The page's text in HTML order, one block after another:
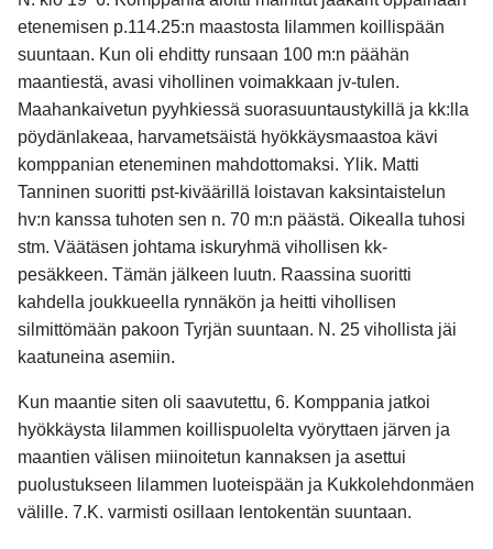
etenemisen p.114.25:n maastosta Iilammen koillispään
suuntaan. Kun oli ehditty runsaan 100 m:n päähän
maantiestä, avasi vihollinen voimakkaan jv-tulen.
Maahankaivetun pyyhkiessä suorasuuntaustykillä ja kk:lla
pöydänlakeaa, harvametsäistä hyökkäysmaastoa kävi
komppanian eteneminen mahdottomaksi. Ylik. Matti
Tanninen suoritti pst-kiväärillä loistavan kaksintaistelun
hv:n kanssa tuhoten sen n. 70 m:n päästä. Oikealla tuhosi
stm. Väätäsen johtama iskuryhmä vihollisen kk-
pesäkkeen. Tämän jälkeen luutn. Raassina suoritti
kahdella joukkueella rynnäkön ja heitti vihollisen
silmittömään pakoon Tyrjän suuntaan. N. 25 vihollista jäi
kaatuneina asemiin.
Kun maantie siten oli saavutettu, 6. Komppania jatkoi
hyökkäysta Iilammen koillispuolelta vyöryttaen järven ja
maantien välisen miinoitetun kannaksen ja asettui
puolustukseen Iilammen luoteispään ja Kukkolehdonmäen
välille. 7.K. varmisti osillaan lentokentän suuntaan.